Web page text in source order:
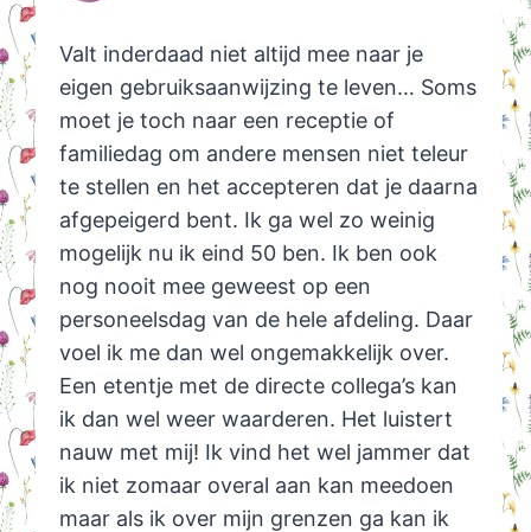
Valt inderdaad niet altijd mee naar je
eigen gebruiksaanwijzing te leven… Soms
moet je toch naar een receptie of
familiedag om andere mensen niet teleur
te stellen en het accepteren dat je daarna
afgepeigerd bent. Ik ga wel zo weinig
mogelijk nu ik eind 50 ben. Ik ben ook
nog nooit mee geweest op een
personeelsdag van de hele afdeling. Daar
voel ik me dan wel ongemakkelijk over.
Een etentje met de directe collega’s kan
ik dan wel weer waarderen. Het luistert
nauw met mij! Ik vind het wel jammer dat
ik niet zomaar overal aan kan meedoen
maar als ik over mijn grenzen ga kan ik